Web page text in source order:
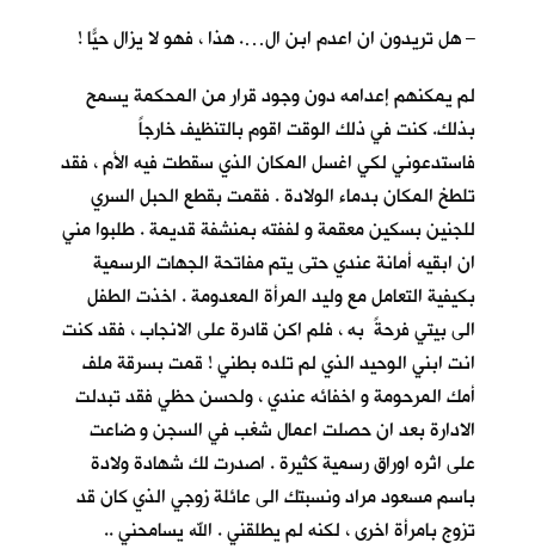
– هل تريدون ان اعدم ابن ال…. هذا ، فهو لا يزال حيّاً !
لم يمكنهم إعدامه دون وجود قرار من المحكمة يسمح
بذلك. كنت في ذلك الوقت اقوم بالتنظيف خارجاً
فاستدعوني لكي اغسل المكان الذي سقطت فيه الأم ، فقد
تلطخ المكان بدماء الولادة . فقمت بقطع الحبل السري
للجنين بسكين معقمة و لففته بمنشفة قديمة . طلبوا مني
ان ابقيه أمانة عندي حتى يتم مفاتحة الجهات الرسمية
بكيفية التعامل مع وليد المرأة المعدومة . اخذت الطفل
الى بيتي فرحةً به ، فلم اكن قادرة على الانجاب ، فقد كنت
انت ابني الوحيد الذي لم تلده بطني ! قمت بسرقة ملف
أمك المرحومة و اخفائه عندي ، ولحسن حظي فقد تبدلت
الادارة بعد ان حصلت اعمال شغب في السجن و ضاعت
على اثره اوراق رسمية كثيرة . اصدرت لك شهادة ولادة
باسم مسعود مراد ونسبتك الى عائلة زوجي الذي كان قد
تزوج بامرأة اخرى ، لكنه لم يطلقني . الله يسامحني ..